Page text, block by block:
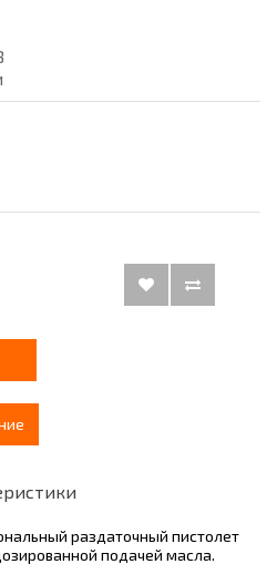
раздаточный пистолет
подачей масла.